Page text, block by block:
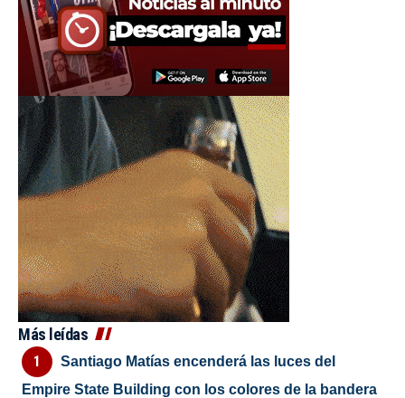
Más leídas
Santiago Matías encenderá las luces del
Empire State Building con los colores de la bandera